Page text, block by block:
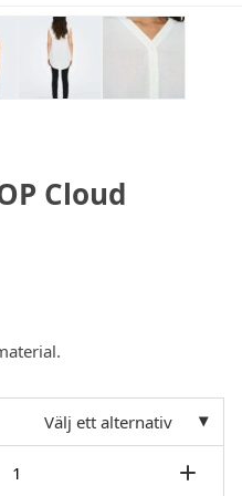
Cloud
Välj ett alternativ